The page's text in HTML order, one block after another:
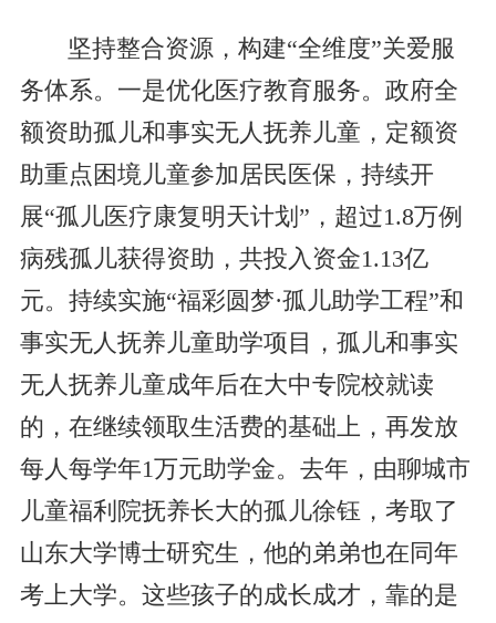
坚持整合资源，构建“全维度”关爱服
务体系。一是优化医疗教育服务。政府全
额资助孤儿和事实无人抚养儿童，定额资
助重点困境儿童参加居民医保，持续开
展“孤儿医疗康复明天计划”，超过1.8万例
病残孤儿获得资助，共投入资金1.13亿
元。持续实施“福彩圆梦·孤儿助学工程”和
事实无人抚养儿童助学项目，孤儿和事实
无人抚养儿童成年后在大中专院校就读
的，在继续领取生活费的基础上，再发放
每人每学年1万元助学金。去年，由聊城市
儿童福利院抚养长大的孤儿徐钰，考取了
山东大学博士研究生，他的弟弟也在同年
考上大学。这些孩子的成长成才，靠的是